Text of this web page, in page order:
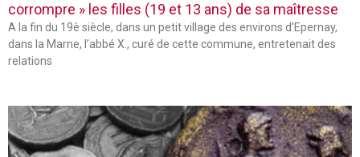
corrompre » les filles (19 et 13 ans) de sa maîtresse
A la fin du 19è siècle, dans un petit village des environs d’Epernay,
dans la Marne, l’abbé X., curé de cette commune, entretenait des
relations